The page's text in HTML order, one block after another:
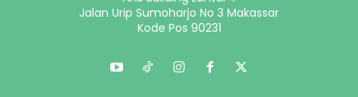
Jalan Urip Sumoharjo No 3 Makassar
Kode Pos 90231